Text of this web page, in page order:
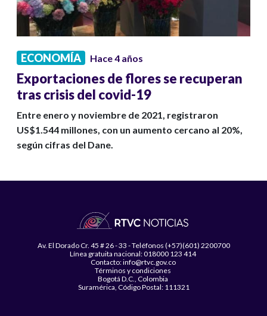
ECONOMÍA Hace 4 años
Exportaciones de flores se recuperan
tras crisis del covid-19
Entre enero y noviembre de 2021, registraron
US$1.544 millones, con un aumento cercano al 20%,
según cifras del Dane.
Av. El Dorado Cr. 45 # 26 - 33 - Teléfonos (+57)(601) 2200700
Línea gratuita nacional: 018000 123 414
Contacto: info@rtvc.gov.co
Términos y condiciones
Bogotá D.C., Colombia
Suramérica, Código Postal: 111321